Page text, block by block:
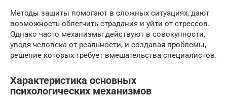
Методы защиты помогают в сложных ситуациях, дают
возможность облегчить страдания и уйти от стрессов.
Однако часто механизмы действуют в совокупности,
уводя человека от реальности, и создавая проблемы,
решение которых требует вмешательства специалистов.
Характеристика основных
психологических механизмов